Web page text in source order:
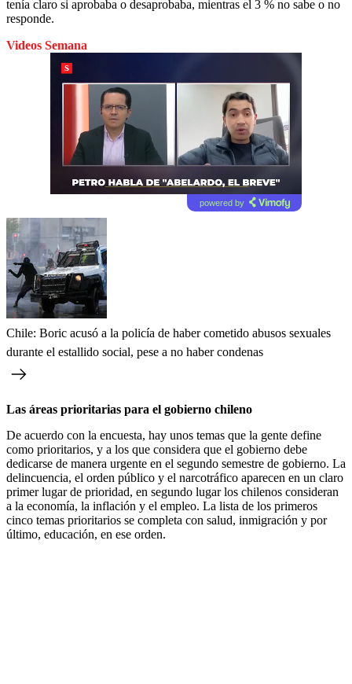
tenía claro si aprobaba o desaprobaba, mientras el 3 % no sabe o no
responde.
Videos Semana
powered by
Chile: Boric acusó a la policía de haber cometido abusos sexuales
durante el estallido social, pese a no haber condenas
Las áreas prioritarias para el gobierno chileno
De acuerdo con la encuesta, hay unos temas que la gente define
como prioritarios, y a los que considera que el gobierno debe
dedicarse de manera urgente en el segundo semestre de gobierno. La
delincuencia, el orden público y el narcotráfico aparecen en un claro
primer lugar de prioridad, en segundo lugar los chilenos consideran
a la economía, la inflación y el empleo. La lista de los primeros
cinco temas prioritarios se completa con salud, inmigración y por
último, educación, en ese orden.